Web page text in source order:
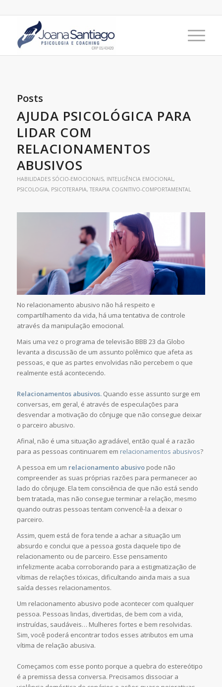
Posts
AJUDA PSICOLÓGICA PARA
LIDAR COM
RELACIONAMENTOS
ABUSIVOS
HABILIDADES SÓCIO-EMOCIONAIS, INTELIGÊNCIA EMOCIONAL,
PSICOLOGIA, PSICOTERAPIA, TERAPIA COGNITIVO-COMPORTAMENTAL
No relacionamento abusivo não há respeito e
compartilhamento da vida, há uma tentativa de controle
através da manipulação emocional.
Mais uma vez o programa de televisão BBB 23 da Globo
levanta a discussão de um assunto polêmico que afeta as
pessoas, e que as partes envolvidas não percebem o que
realmente está acontecendo.
Relacionamentos abusivos.Quando esse assunto surge em
conversas, em geral, é através de especulações para
desvendar a motivação do cônjuge que não consegue deixar
o parceiro abusivo.
Afinal, não é uma situação agradável, então qual é a razão
para as pessoas continuarem em relacionamentos abusivos?
A pessoa em um relacionamento abusivopode não
compreender as suas próprias razões para permanecer ao
lado do cônjuge. Ela tem consciência de que não está sendo
bem tratada, mas não consegue terminar a relação, mesmo
quando outras pessoas tentam convencê-la a deixar o
parceiro.
Assim, quem está de fora tende a achar a situação um
absurdo e conclui que a pessoa gosta daquele tipo de
relacionamento ou de parceiro. Esse pensamento
infelizmente acaba corroborando para a estigmatização de
vítimas de relações tóxicas, dificultando ainda mais a sua
saída desses relacionamentos.
Um relacionamento abusivo pode acontecer com qualquer
pessoa. Pessoas lindas, divertidas, de bem com a vida,
instruídas, saudáveis… Mulheres fortes e bem resolvidas.
Sim, você poderá encontrar todos esses atributos em uma
vítima de relação abusiva.
Começamos com esse ponto porque a quebra do estereótipo
é a premissa dessa conversa. Precisamos dissociar a